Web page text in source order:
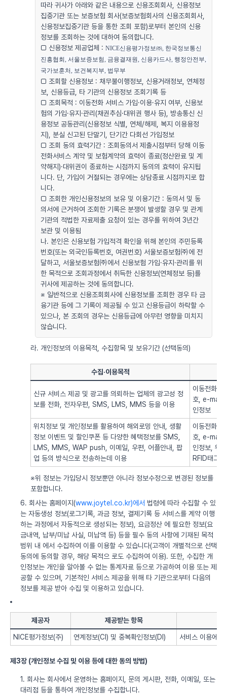
따라 귀사가 아래와 같은 내용으로 신용조회회사, 신용정보
집중기관 또는 보증보험 회사(보증보험회사의 신용조회회사,
신용정보집중기관 등을 통한 조회 포함)로부터 본인의 신용
정보를 조회하는 것에 대하여 동의합니다.
□ 신용정보 제공업체 :NICE신용평가정보㈜, 한국정보통신
진흥협회, 서울보증보험, 금융결재원, 신용카드사, 행정안전부,
국가보훈처, 보건복지부, 법무부
□ 조회할 신용정보 : 채무불이행정보, 신용거래정보, 연체정
보, 신용등급, 타 기관의 신용정보 조회기록 등
□ 조회목적 : 이동전화 서비스 가입·이용·유지 여부, 신용보
험의 가입·유지·관리(채권추심·대위권 행사 등), 방송통신 신
용정보 공동관리(신용정보 식별, 연체/해제, 복지 이용용정
지), 분실 신고된 단말기, 단기간 다회선 가입정보
□ 조회 동의 효력기간 : 조회동의서 제출시점부터 당해 이동
전화서비스 계약 및 보험계약의 효력이 종료(정산완료 및 계
약해지)·대위권이 종료하는 시점까지 동의의 효력이 유지됩
니다. 단, 가입이 거절되는 경우에는 상담종료 시점까지로 합
니다.
□ 조회한 개인신용정보의 보유 및 이용기간 : 동의서 및 동
의서에 근거하여 조회한 기록은 분쟁이 발생할 경우 및 관계
기관의 적법한 자료제출 요청이 있는 경우를 위하여 3년간
보관 및 이용됨
나. 본인은 신용보험 가입적격 확인을 위해 본인의 주민등록
번호(또는 외국인등록번호, 여권번호) 서울보증보험㈜에 전
달하고, 서울보증보험㈜에서 신용보험 가입·유지·관리를 위
한 목적으로 조회과정에서 취득한 신용정보(연체정보 등)를
귀사에 제공하는 것에 동의합니다.
※ 일반적으로 신용조회회사에 신용정보를 조회한 경우 타 금
융기관 등에 그 기록이 제공될 수 있고 신용등급이 하락할 수
있으나, 본 조회의 경우는 신용등급에 아무런 영향을 미치지
않습니다.
라. 개인정보의 이용목적, 수집항목 및 보유기간 (선택동의)
수집·이용목적
신규 서비스 제공 및 광고를 의뢰하는 업체의 광고성 정
보를 전화, 전자우편, SMS, LMS, MMS 등을 이용
이동전화번
호, e-mail,
인정보
위치정보 및 개인정보를 활용하여 해외로밍 안내, 생활
정보 이벤트 및 할인쿠폰 등 다양한 혜택정보를 SMS,
LMS, MMS, WAP push, 이메일, 우편, 어플안내, 팝
업 등의 방식으로 전송하는데 이용
이동전화번
호, e-mail,
인정보, 위
RFID태그
※위 정보는 가입당시 정보뿐만 아니라 정보수정으로 변경된 정보를
포함합니다.
6. 회사는 홈페이지(www.joytel.co.kr)에서 법령에 따라 수집할 수 있
는 자동생성 정보(로그기록, 과금 정보, 결제기록 등 서비스를 계약 이행
하는 과정에서 자동적으로 생성되는 정보), 요금정산 에 필요한 정보(요
금내역, 납부/미납 사실, 미납액 등) 등을 필수 동의 사항에 기재된 목적
범위 내 에서 수집하여 이를 이용할 수 있습니다(고객이 개별적으로 선택
동의에 동의할 경우, 해당 목적으 로도 수집하여 이용). 또한, 수집한 개
인정보는 개인을 알아볼 수 없는 통계자료 등으로 가공하여 이용 또는 제
공할 수 있으며, 기본적인 서비스 제공을 위해 타 기관으로부터 다음의
정보를 제공 받아 수집 및 이용하고 있습니다.
제공자 제공받는 항목
NICE평가정보(주) 연계정보(CI) 및 중복확인정보(DI) 서비스 이용에
제3장 (개인정보 수집 및 이용 등에 대한 동의 방법)
1. 회사는 회사에서 운영하는 홈페이지, 문의 게시판, 전화, 이메일, 또는
대리점 등을 통하여 개인정보를 수집합니다.